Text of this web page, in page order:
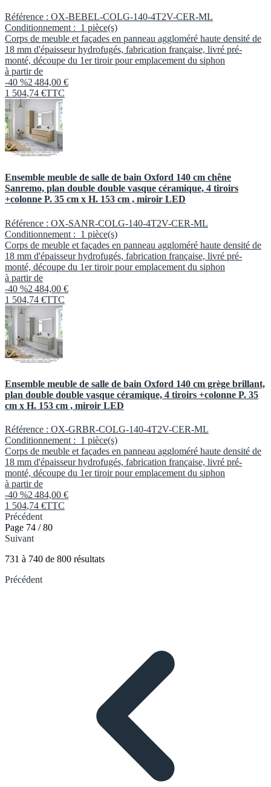
Référence : OX-BEBEL-COLG-140-4T2V-CER-ML
Conditionnement : 1 pièce(s)
Corps de meuble et façades en panneau aggloméré haute densité de
18 mm d'épaisseur hydrofugés, fabrication française, livré pré-
monté, découpe du 1er tiroir pour emplacement du siphon
à partir de
-40 %2 484,00 €
1 504,74 €TTC
Ensemble meuble de salle de bain Oxford 140 cm chêne
Sanremo, plan double double vasque céramique, 4 tiroirs
+colonne P. 35 cm x H. 153 cm , miroir LED
Référence : OX-SANR-COLG-140-4T2V-CER-ML
Conditionnement : 1 pièce(s)
Corps de meuble et façades en panneau aggloméré haute densité de
18 mm d'épaisseur hydrofugés, fabrication française, livré pré-
monté, découpe du 1er tiroir pour emplacement du siphon
à partir de
-40 %2 484,00 €
1 504,74 €TTC
Ensemble meuble de salle de bain Oxford 140 cm grège brillant,
plan double double vasque céramique, 4 tiroirs +colonne P. 35
cm x H. 153 cm , miroir LED
Référence : OX-GRBR-COLG-140-4T2V-CER-ML
Conditionnement : 1 pièce(s)
Corps de meuble et façades en panneau aggloméré haute densité de
18 mm d'épaisseur hydrofugés, fabrication française, livré pré-
monté, découpe du 1er tiroir pour emplacement du siphon
à partir de
-40 %2 484,00 €
1 504,74 €TTC
Précédent
Page 74 / 80
Suivant
731 à 740 de 800 résultats
Précédent